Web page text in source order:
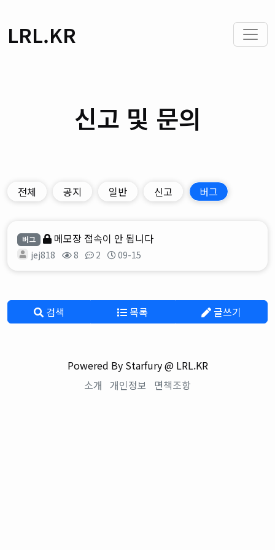
LRL.KR
신고 및 문의
전체 공지 일반 신고 버그
버그 메모장 접속이 안 됩니다
jej818 8 2 09-15
검색 목록 글쓰기
Powered By Starfury @ LRL.KR
소개 개인정보 면책조항